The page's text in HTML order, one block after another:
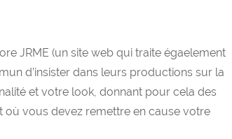
JRME (un site web qui traite égaelement
d’insister dans leurs productions sur la
et votre look, donnant pour cela des
où vous devez remettre en cause votre